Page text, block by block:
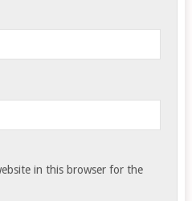
in this browser for the